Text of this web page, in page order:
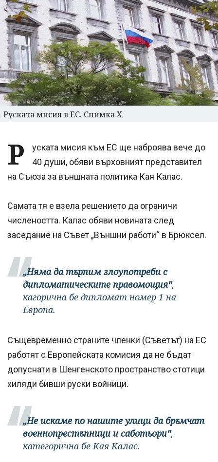
Руската мисия в ЕС. Снимка Х
Р
уската мисия към ЕС ще наброява вече до
40 души, обяви върховният представител
на Съюза за външната политика Кая Калас.
Самата тя е взела решението да ограничи
числеността. Калас обяви новината след
заседание на Съвет „Външни работи“ в Брюксел.
„Няма да търпим злоупотреби с
дипломатическите правомощия“,
кагорична бе дипломат номер 1 на
Европа.
Същевременно страните членки (Съветът) на ЕС
работят с Европейската комисия да не бъдат
допуснати в Шенгенското пространство стотици
хиляди бивши руски войници.
„Не искаме по нашите улици да бръмчат
военнопрестъпници и саботьори“,
категорична бе Кая Калас.